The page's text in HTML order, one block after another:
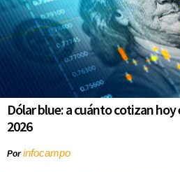
Dólar blue: a cuánto cotizan
2026
Porinfocampo